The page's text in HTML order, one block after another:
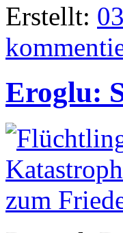
Erstellt:
Eroglu: